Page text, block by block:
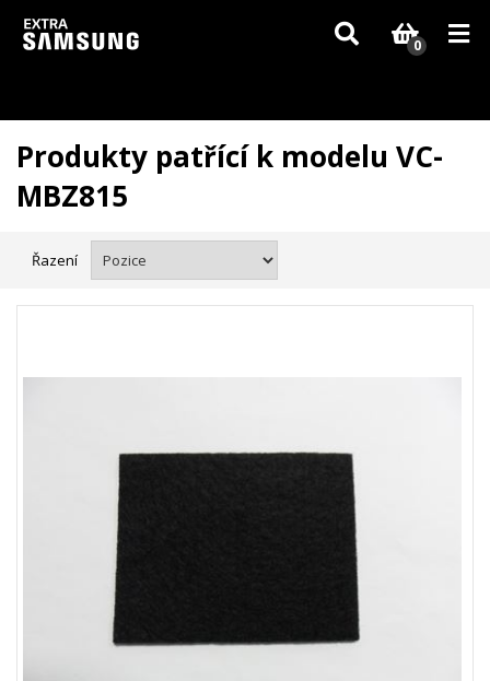
Vzhledem k aktuální situaci se může dodání dílů, které nejsou skladem,
zpozdit. Děkujeme za pochopení.
0
Produkty patřící k modelu VC-
MBZ815
Řazení